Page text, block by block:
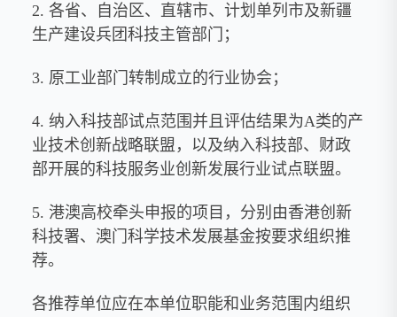
2. 各省、自治区、直辖市、计划单列市及新疆
生产建设兵团科技主管部门；
3. 原工业部门转制成立的行业协会；
4. 纳入科技部试点范围并且评估结果为A类的产
业技术创新战略联盟，以及纳入科技部、财政
部开展的科技服务业创新发展行业试点联盟。
5. 港澳高校牵头申报的项目，分别由香港创新
科技署、澳门科学技术发展基金按要求组织推
荐。
各推荐单位应在本单位职能和业务范围内组织